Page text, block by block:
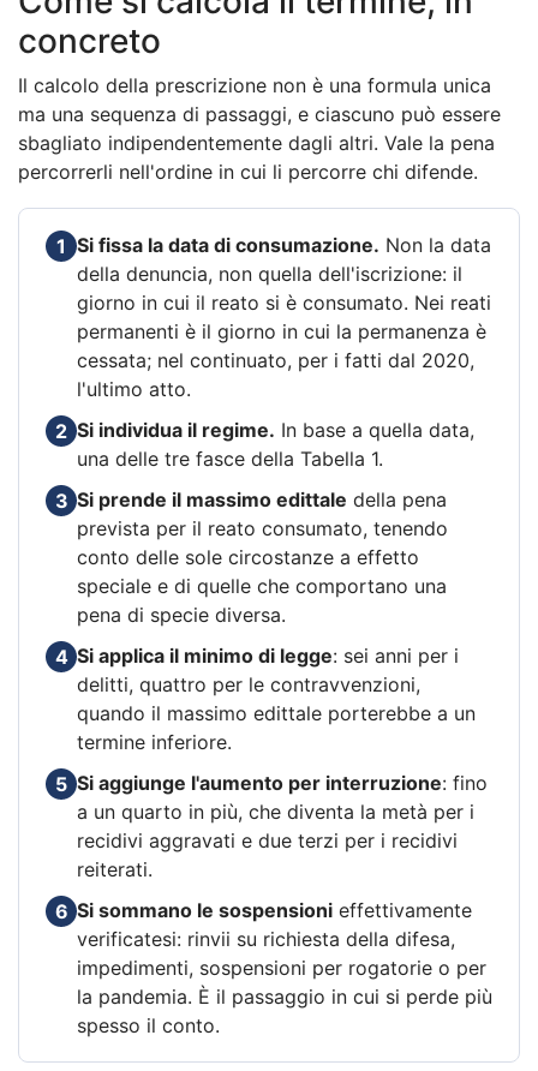
concreto
Il calcolo della prescrizione non è una formula unica
ma una sequenza di passaggi, e ciascuno può essere
sbagliato indipendentemente dagli altri. Vale la pena
percorrerli nell'ordine in cui li percorre chi difende.
1 Si fissa la data di consumazione. Non la data
della denuncia, non quella dell'iscrizione: il
giorno in cui il reato si è consumato. Nei reati
permanenti è il giorno in cui la permanenza è
cessata; nel continuato, per i fatti dal 2020,
l'ultimo atto.
2 Si individua il regime. In base a quella data,
una delle tre fasce della Tabella 1.
3 Si prende il massimo edittale della pena
prevista per il reato consumato, tenendo
conto delle sole circostanze a effetto
speciale e di quelle che comportano una
pena di specie diversa.
4 Si applica il minimo di legge: sei anni per i
delitti, quattro per le contravvenzioni,
quando il massimo edittale porterebbe a un
termine inferiore.
5 Si aggiunge l'aumento per interruzione: fino
a un quarto in più, che diventa la metà per i
recidivi aggravati e due terzi per i recidivi
reiterati.
6 Si sommano le sospensioni effettivamente
verificatesi: rinvii su richiesta della difesa,
impedimenti, sospensioni per rogatorie o per
la pandemia. È il passaggio in cui si perde più
spesso il conto.